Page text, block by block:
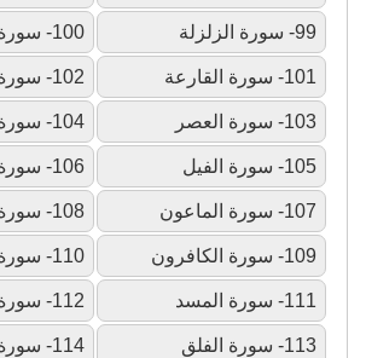
99- سورة الزلزلة 100- سورة العاديات
101- سورة القارعة 102- سورة التكاثر
103- سورة العصر 104- سورة الهمزة
105- سورة الفيل 106- سورة قريش
107- سورة الماعون 108- سورة الكوثر
109- سورة الكافرون 110- سورة النصر
111- سورة المسد 112- سورة الإخلاص
113- سورة الفلق 114- سورة الناس